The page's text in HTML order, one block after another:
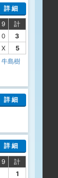
詳 細
9
計
0
3
X
5
牛島樹
詳 細
詳 細
9
計
1